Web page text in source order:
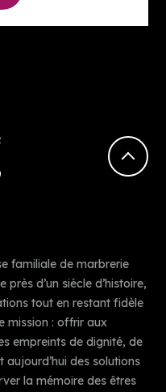
familiale de marbrerie
d’un siècle d’histoire,
tout en restant fidèle
mission : offrir aux
empreints de dignité, de
aujourd’hui des solutions
la mémoire des êtres